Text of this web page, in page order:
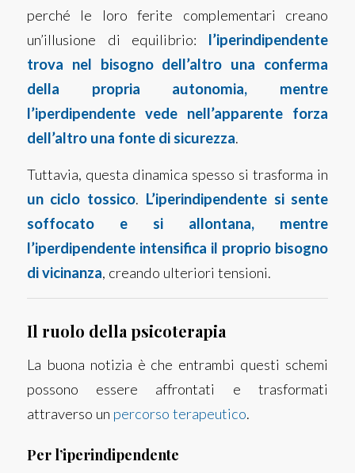
perché le loro ferite complementari creano
un’illusione di equilibrio: l’iperindipendente
trova nel bisogno dell’altro una conferma
della propria autonomia, mentre
l’iperdipendente vede nell’apparente forza
dell’altro una fonte di sicurezza.
Tuttavia, questa dinamica spesso si trasforma in
un ciclo tossico. L’iperindipendente si sente
soffocato e si allontana, mentre
l’iperdipendente intensifica il proprio bisogno
di vicinanza, creando ulteriori tensioni.
Il ruolo della psicoterapia
La buona notizia è che entrambi questi schemi
possono essere affrontati e trasformati
attraverso un percorso terapeutico.
Per l’iperindipendente